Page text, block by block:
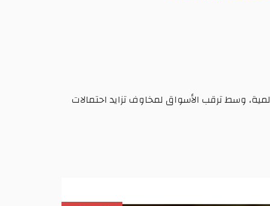
وسط ترقب الأسواق لمخاوف تزايد احتمالات